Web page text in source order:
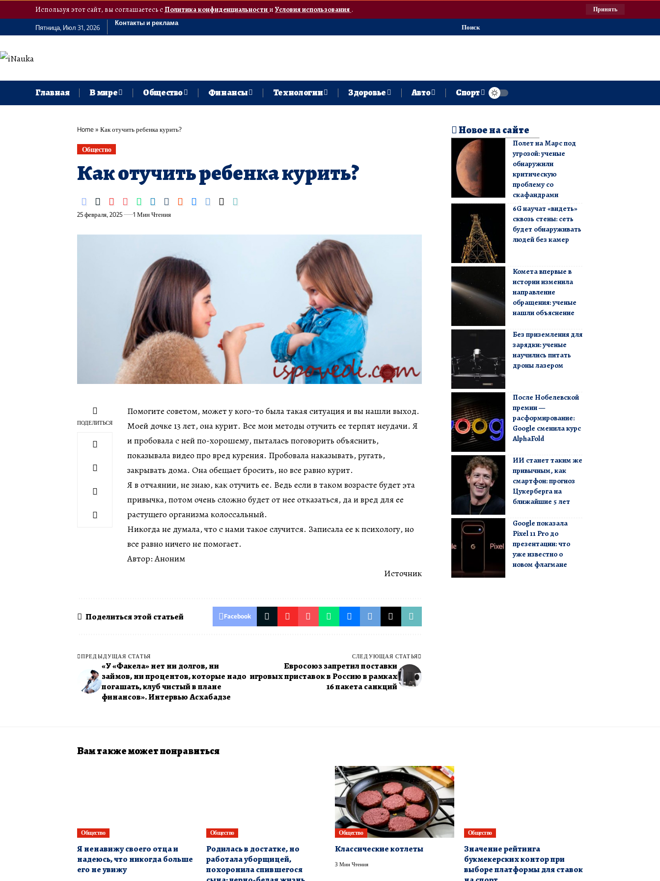
Используя этот сайт, вы соглашаетесь сПолитика конфиденциальностии Условия использования. Принять
Пятница, Июл 31, 2026
Контакты и реклама
Поиск
Главная В мире Общество Финансы Технологии Здоровье Авто Спорт
Home» Как отучить ребенка курить?
Общество
Как отучить ребенка курить?
25 февраля, 2025 1 Мин Чтения
ПОДЕЛИТЬСЯ
Помогите советом, может у кого-то была такая ситуация и вы нашли выход.
Моей дочке 13 лет, она курит. Все мои методы отучить ее терпят неудачи. Я
и пробовала с ней по-хорошему, пыталась поговорить объяснить,
показывала видео про вред курения. Пробовала наказывать, ругать,
закрывать дома. Она обещает бросить, но все равно курит.
Я в отчаянии, не знаю, как отучить ее. Ведь если в таком возрасте будет эта
привычка, потом очень сложно будет от нее отказаться, да и вред для ее
растущего организма колоссальный.
Никогда не думала, что с нами такое случится. Записала ее к психологу, но
все равно ничего не помогает.
Автор: Аноним
Источник
Поделиться этой статьей Facebook
ПРЕДЫДУЩАЯ СТАТЬЯ
«У «Факела» нет ни долгов, ни
займов, ни процентов, которые надо
погашать, клуб чистый в плане
финансов». Интервью Асхабадзе
СЛЕДУЮЩАЯ СТАТЬЯ
Евросоюз запретил поставки
игровых приставок в Россию в рамках
16 пакета санкций
Новое на сайте
Полет на Марс под
угрозой: ученые
обнаружили
критическую
проблему со
скафандрами
6G научат «видеть»
сквозь стены: сеть
будет обнаруживать
людей без камер
Комета впервые в
истории изменила
направление
обращения: ученые
нашли объяснение
Без приземления для
зарядки: ученые
научились питать
дроны лазером
После Нобелевской
премии —
расформирование:
Google сменила курс
AlphaFold
ИИ станет таким же
привычным, как
смартфон: прогноз
Цукерберга на
ближайшие 5 лет
Google показала
Pixel 11 Pro до
презентации: что
уже известно о
новом флагмане
Вам также может понравиться
Общество
Я ненавижу своего отца и
надеюсь, что никогда больше
его не увижу
Общество
Родилась в достатке, но
работала уборщицей,
похоронила спившегося
Общество
Классические котлеты
3 Мин Чтения
Общество
Значение рейтинга
букмекерских контор при
выборе платформы для ставок